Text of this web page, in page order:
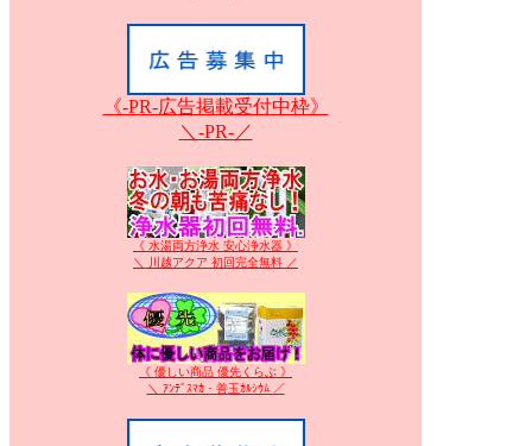
《-PR-広告掲載受付中枠》
＼-PR-／
《 水湯両方浄水 安心浄水器 》
＼ 川越アクア 初回完全無料 ／
《 優しい商品 優先くらぶ 》
＼ ｱﾝﾃﾞｽﾏｶ・善玉ｶﾙｼｳﾑ ／